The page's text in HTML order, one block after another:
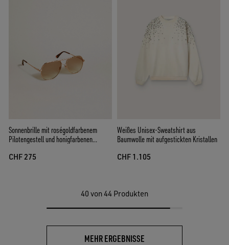
Sonnenbrille mit roségoldfarbenem
Pilotengestell und honigfarbenen
CHF 275
Weißes Unisex-Sweatshirt aus
Baumwolle mit aufgestickten Kristallen
CHF 1.105
40 von 44 Produkten
MEHR ERGEBNISSE